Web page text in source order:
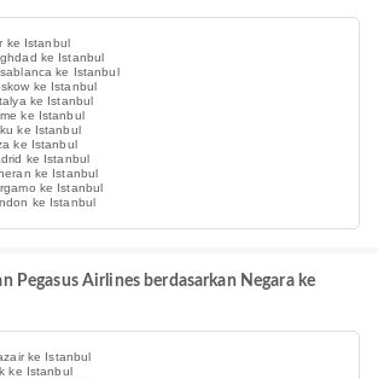
ke Istanbul
ke Istanbul
ke Istanbul
ke Istanbul
ke Istanbul
ke Istanbul
ke Istanbul
ke Istanbul
ke Istanbul
ke Istanbul
ke Istanbul
ke Istanbul
Pegasus Airlines berdasarkan Negara ke
ke Istanbul
ke Istanbul